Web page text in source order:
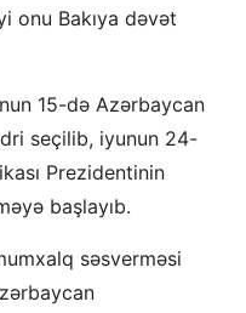
onu Bakıya dəvət
15-də Azərbaycan
seçilib, iyunun 24-
Prezidentinin
başlayıb.
səsverməsi